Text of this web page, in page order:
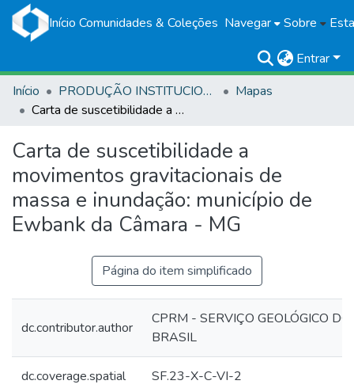
Início Comunidades & Coleções Navegar Sobre
Entrar
Início
PRODUÇÃO INSTITUCIONAL
Mapas
Carta de suscetibilidade a movimentos gravitacionais de massa e inundação: município de Ewbank da Câmara - MG
Carta de suscetibilidade a
movimentos gravitacionais de
massa e inundação: município de
Ewbank da Câmara - MG
Página do item simplificado
dc.contributor.author
CPRM - SERVIÇO GEOLÓGICO DO
BRASIL
dc.coverage.spatial SF.23-X-C-VI-2